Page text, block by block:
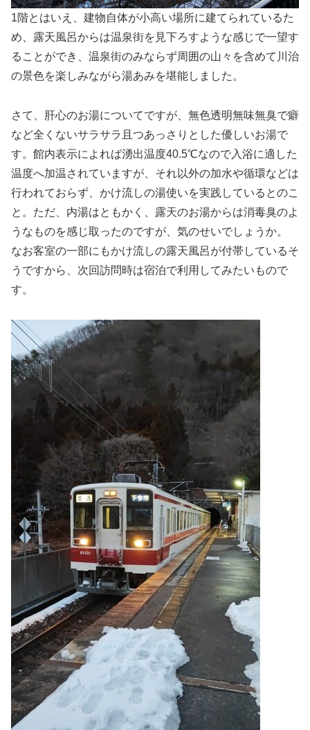
1階とはいえ、建物自体が小高い場所に建てられているた
め、露天風呂からは温泉街を見下ろすような感じで一望す
ることができ、温泉街のみならず周囲の山々を含めて川治
の景色を楽しみながら湯あみを堪能しました。
さて、肝心のお湯についてですが、無色透明無味無臭で癖
など全くないサラサラ且つあっさりとした優しいお湯で
す。館内表示によれば湧出温度40.5℃なので入浴に適した
温度へ加温されていますが、それ以外の加水や循環などは
行われておらず、かけ流しの湯使いを実践しているとのこ
と。ただ、内湯はともかく、露天のお湯からは消毒臭のよ
うなものを感じ取ったのですが、気のせいでしょうか。
なお客室の一部にもかけ流しの露天風呂が付帯しているそ
うですから、次回訪問時は宿泊で利用してみたいもので
す。